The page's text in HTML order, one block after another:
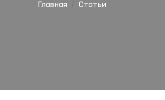
Главная Статьи